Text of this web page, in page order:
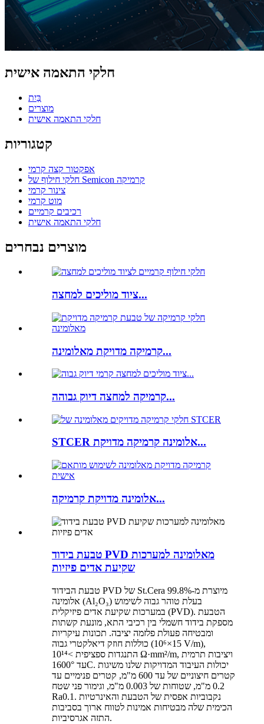
חלקי התאמה אישית
בַּיִת
מוצרים
חלקי התאמה אישית
קטגוריות
אפקטור קצה קרמי
חלקי חילוף של Semicon קרמיקה
צינור קרמי
מוט קרמי
רכיבים קרמיים
חלקי התאמה אישית
מוצרים נבחרים
ציוד מוליכים למחצה...
קרמיקה מדויקת מאלומינה...
קרמיקה למחצה דיוק גבוהה...
STCER אלומינה קרמיקה מדויקת...
אלומינה מדויקת קרמיקה...
טבעת בידוד PVD מאלומינה למערכות
שקיעת אדים פיזיות
טבעת הבידוד PVD של St.Cera מיוצרת מ-99.8%
אלומינה (Al₂O₃) בעלת טוהר גבוה לשימוש
במערכות שקיעת אדים פיזיקלית (PVD). הטבעת
מספקת בידוד חשמלי בין רכיבי התא, מונעת קשתות
ומבטיחה פעולת פלזמה יציבה. תכונות עיקריות
כוללות חוזק דיאלקטרי גבוה (15×10⁶ V/m),
התנגדות ספציפית >10¹⁴ Ω·mm²/m, ויציבות תרמית
עד 1600°C. יכולות העיבוד המדויקות שלנו משיגות
קטרים ​​חיצוניים של עד 600 מ"מ, קטרים ​​פנימיים עד
0.2 מ"מ, שטוחות של 0.003 מ"מ, וגימור פני שטח
Ra0.1. נקבוביות אפסית של הטבעת והאינרטיות
הכימית שלה מבטיחות אמינות לטווח ארוך בסביבות
התזה אגרסיביות.